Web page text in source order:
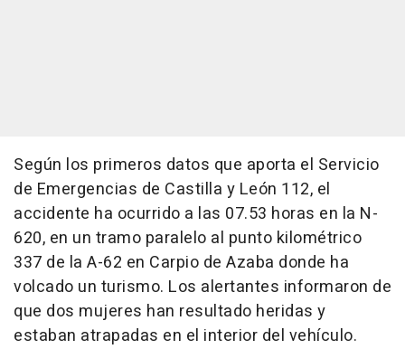
Según los primeros datos que aporta el Servicio
de Emergencias de Castilla y León 112, el
accidente ha ocurrido a las 07.53 horas en la N-
620, en un tramo paralelo al punto kilométrico
337 de la A-62 en Carpio de Azaba donde ha
volcado un turismo. Los alertantes informaron de
que dos mujeres han resultado heridas y
estaban atrapadas en el interior del vehículo.